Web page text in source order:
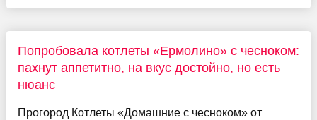
Попробовала котлеты «Ермолино» с чесноком:
пахнут аппетитно, на вкус достойно, но есть
нюанс
Прогород Котлеты «Домашние с чесноком» от